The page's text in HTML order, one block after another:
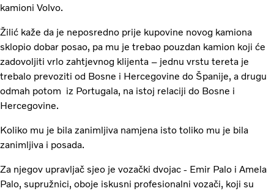
kamioni Volvo.
Žilić kaže da je neposredno prije kupovine novog kamiona
sklopio dobar posao, pa mu je trebao pouzdan kamion koji će
zadovoljiti vrlo zahtjevnog klijenta – jednu vrstu tereta je
trebalo prevoziti od Bosne i Hercegovine do Španije, a drugu
odmah potom iz Portugala, na istoj relaciji do Bosne i
Hercegovine.
Koliko mu je bila zanimljiva namjena isto toliko mu je bila
zanimljiva i posada.
Za njegov upravljač sjeo je vozački dvojac - Emir Palo i Amela
Palo, supružnici, oboje iskusni profesionalni vozači, koji su